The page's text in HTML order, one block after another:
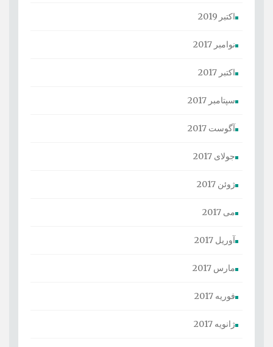
اکتبر 2019
نوامبر 2017
اکتبر 2017
سپتامبر 2017
آگوست 2017
جولای 2017
ژوئن 2017
می 2017
آوریل 2017
مارس 2017
فوریه 2017
ژانویه 2017